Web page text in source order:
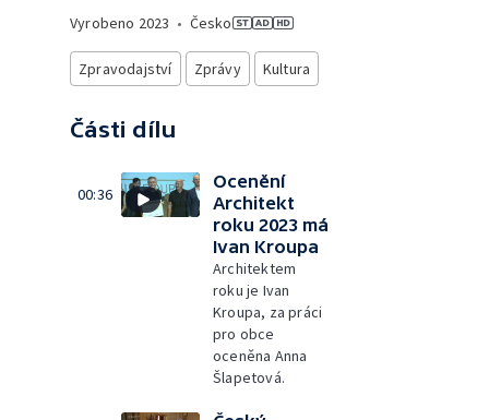
Vyrobeno 2023 • Česko
Zpravodajství Zprávy Kultura
Části dílu
00:36
Ocenění
Architekt
roku 2023 má
Ivan Kroupa
Architektem
roku je Ivan
Kroupa, za práci
pro obce
oceněna Anna
Šlapetová.